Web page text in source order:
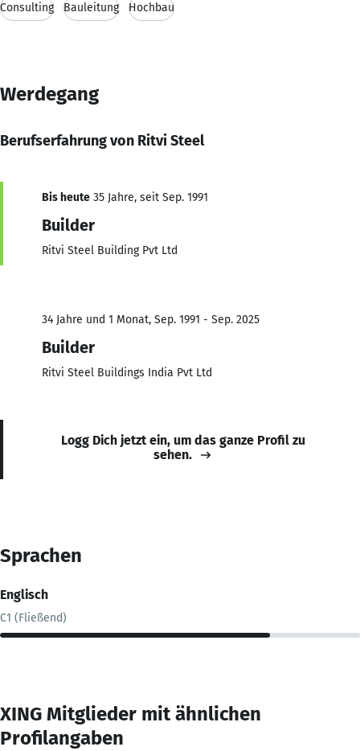
Consulting Bauleitung Hochbau
Werdegang
Berufserfahrung von Ritvi Steel
Bis heute 35 Jahre, seit Sep. 1991
Builder
Ritvi Steel Building Pvt Ltd
34 Jahre und 1 Monat, Sep. 1991 - Sep. 2025
Builder
Ritvi Steel Buildings India Pvt Ltd
Logg Dich jetzt ein, um das ganze Profil zu
sehen.
Sprachen
Englisch
C1 (Fließend)
XING Mitglieder mit ähnlichen
Profilangaben